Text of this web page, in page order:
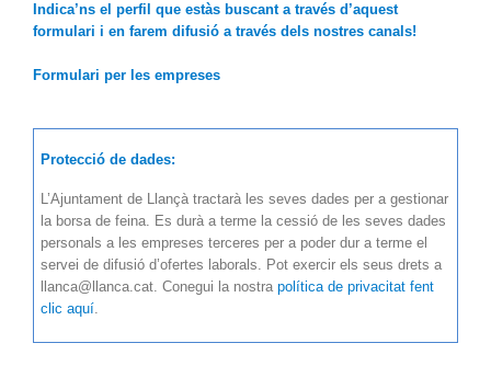
Indica’ns el perfil que estàs buscant a través d’aquest
formulari i en farem difusió a través dels nostres canals!
Formulari per les empreses
Protecció de dades:
L’Ajuntament de Llançà tractarà les seves dades per a gestionar
la borsa de feina. Es durà a terme la cessió de les seves dades
personals a les empreses terceres per a poder dur a terme el
servei de difusió d’ofertes laborals. Pot exercir els seus drets a
llanca@llanca.cat. Conegui la nostra política de privacitat fent
clic aquí